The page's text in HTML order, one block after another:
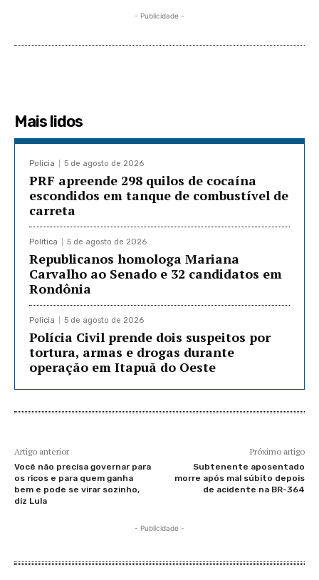
- Publicidade -
Mais lidos
Policia 5 de agosto de 2026
PRF apreende 298 quilos de cocaína
escondidos em tanque de combustível de
carreta
Política 5 de agosto de 2026
Republicanos homologa Mariana
Carvalho ao Senado e 32 candidatos em
Rondônia
Policia 5 de agosto de 2026
Polícia Civil prende dois suspeitos por
tortura, armas e drogas durante
operação em Itapuã do Oeste
Artigo anterior
Você não precisa governar para
os ricos e para quem ganha
bem e pode se virar sozinho,
diz Lula
Próximo artigo
Subtenente aposentado
morre após mal súbito depois
de acidente na BR-364
- Publicidade -